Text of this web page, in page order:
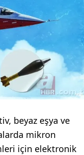
beyaz eşya ve
mikron
için elektronik